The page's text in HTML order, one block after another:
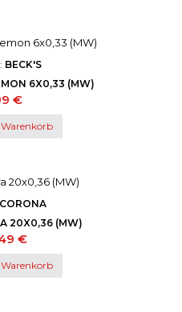
BECK'S
6X0,33 (MW)
€
Warenkorb
CORONA
20X0,36 (MW)
€
Warenkorb